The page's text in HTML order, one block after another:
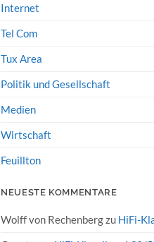
Internet
Tel Com
Tux Area
Politik und Gesellschaft
Medien
Wirtschaft
Feuillton
NEUESTE KOMMENTARE
Wolff von Rechenbergzu HiFi-